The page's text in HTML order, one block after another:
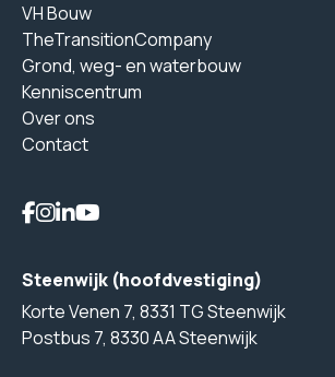
VH Bouw
TheTransitionCompany
Grond, weg- en waterbouw
Kenniscentrum
Over ons
Contact
Steenwijk (hoofdvestiging)
Korte Venen 7, 8331 TG Steenwijk
Postbus 7, 8330 AA Steenwijk